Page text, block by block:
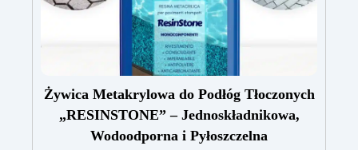
Żywica Metakrylowa do Podłóg Tłoczonych
„RESINSTONE” – Jednoskładnikowa,
Wodoodporna i Pyłoszczelna